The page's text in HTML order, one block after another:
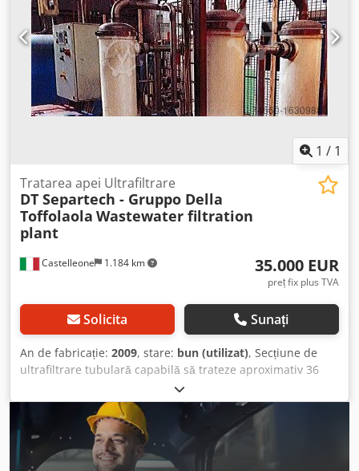
1 / 1
Castelleone 1.184 km
Tratarea apei Ultrafiltrare
DT Separtech - Gruppo Della
Toffolaola Wastewater filtration
plant
35.000 EUR
preț fix plus TVA
Solicita Sunați
An de fabricație: 2009, stare: bun (utilizat), Secțiune de
ultrafiltrare tubulară capabilă să trateze aproximativ 36
mc/h de produs Dkedpfx Aetv Dx Escper